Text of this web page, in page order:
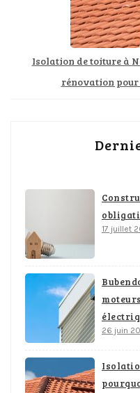
Isolation de toiture à
rénovation
17 juillet
26 juin